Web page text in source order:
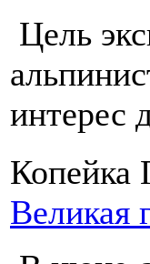
Цель
интерес
Копейка
Великая